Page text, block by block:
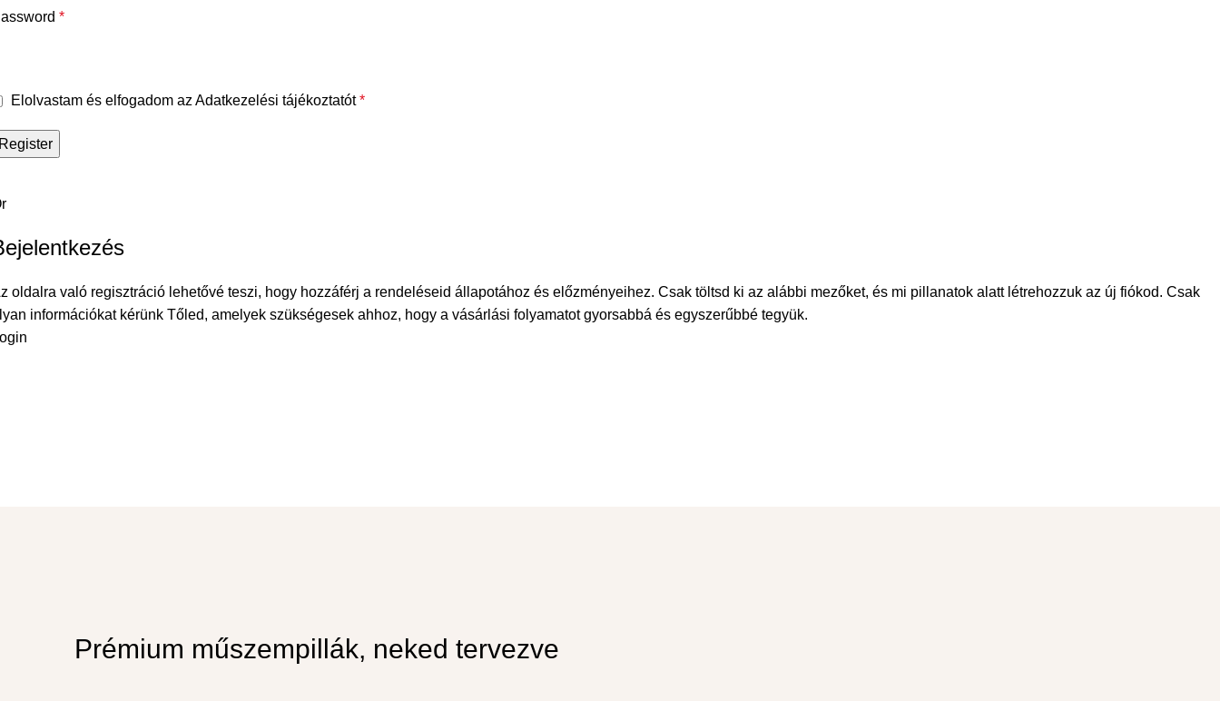
*
Elolvastam és elfogadom az Adatkezelési tájékoztatót*
oldalra való regisztráció lehetővé teszi, hogy hozzáférj a rendeléseid állapotához és előzményeihez. Csak töltsd ki az alábbi mezőket, és mi pillanatok alatt létrehozzuk az új fiókod. Csak
információkat kérünk Tőled, amelyek szükségesek ahhoz, hogy a vásárlási folyamatot gyorsabbá és egyszerűbbé tegyük.
Prémium műszempillák, neked tervezve